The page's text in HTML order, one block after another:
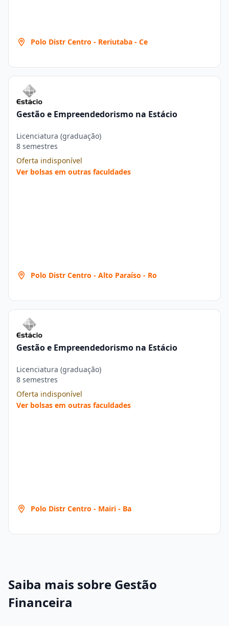
Polo Distr Centro - Reriutaba - Ce
Gestão e Empreendedorismo na Estácio
Licenciatura (graduação)
8 semestres
Oferta indisponível
Ver bolsas em outras faculdades
Polo Distr Centro - Alto Paraíso - Ro
Gestão e Empreendedorismo na Estácio
Licenciatura (graduação)
8 semestres
Oferta indisponível
Ver bolsas em outras faculdades
Polo Distr Centro - Mairi - Ba
Saiba mais sobre Gestão
Financeira